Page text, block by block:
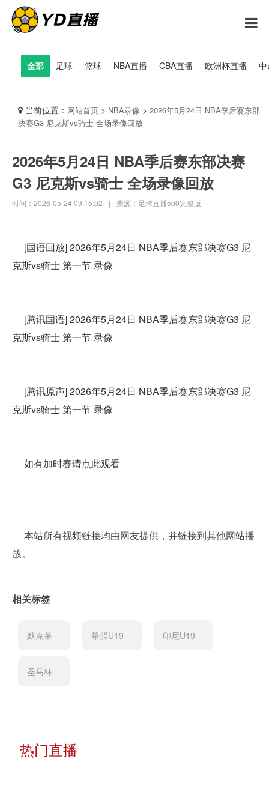
全部 足球 篮球 NBA直播 CBA直播 欧洲杯直播
当前位置： 网站首页 > NBA录像 > 2026年5月24日 NBA季后赛东部
决赛G3 尼克斯vs骑士 全场录像回放
2026年5月24日 NBA季后赛东部决赛
G3 尼克斯vs骑士 全场录像回放
时间：2026-05-24 09:15:02 | 来源：足球直播500完整版
[国语回放] 2026年5月24日 NBA季后赛东部决赛G3 尼
克斯vs骑士 第一节 录像
[腾讯国语] 2026年5月24日 NBA季后赛东部决赛G3 尼
克斯vs骑士 第一节 录像
[腾讯原声] 2026年5月24日 NBA季后赛东部决赛G3 尼
克斯vs骑士 第一节 录像
如有加时赛请点此观看
本站所有视频链接均由网友提供，并链接到其他网站播
放。
相关标签
默克莱 希腊U19 印尼U19
圣马杯
热门直播